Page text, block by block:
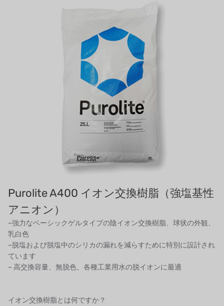
エマーソン、アメリカ
SIEMENSドイツ
デンマークダンフォス
フランスSUNTEC
美國 PUROLITE
日本のNOP
日本オリンピック
日本勝浦
Purolite A400 イオン交換樹脂（強塩基性
アニオン）
–強力なベーシックゲルタイプの陰イオン交換樹脂、球状の外観、
乳白色
–脱塩および脱塩中のシリカの漏れを減らすために特別に設計され
ています
– 高交換容量、無脱色、各種工業用水の脱イオンに最適
イオン交換樹脂とは何ですか？